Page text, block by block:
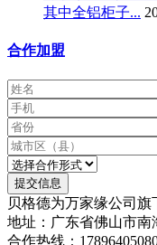
其中全铝柜子...
合作加盟
提交信息
贝格德为万家缘公司
地址：广东省佛山市南
合作热线：